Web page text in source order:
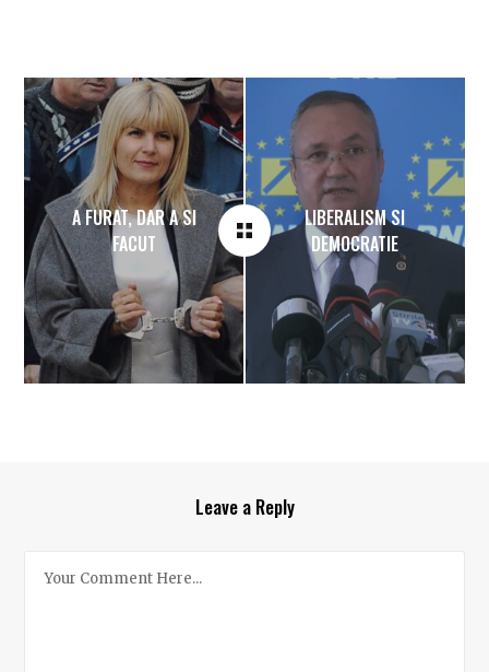
A FURAT, DAR A SI
FACUT
LIBERALISM SI
DEMOCRATIE
Leave a Reply